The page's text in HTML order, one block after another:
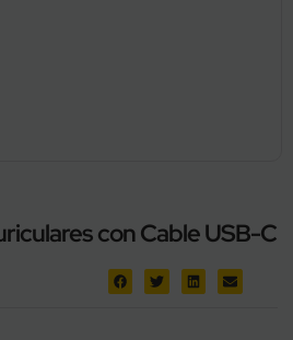
con Cable USB-C